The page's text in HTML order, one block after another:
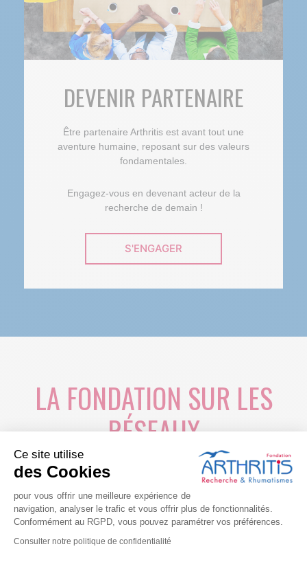
Ce site utilise
des Cookies
pour vous offrir une meilleure expérience de
navigation, analyser le trafic et vous offrir plus de fonctionnalités.
Conformément au RGPD, vous pouvez paramétrer vos préférences.
Consulter notre politique de confidentialité
DEVENIR PARTENAIRE
Être partenaire Arthritis est avant tout une
aventure humaine, reposant sur des valeurs
fondamentales.
Engagez-vous en devenant acteur de la
recherche de demain !
S'ENGAGER
LA FONDATION SUR LES
RÉSEAUX